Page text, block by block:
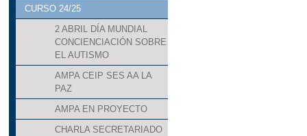
CURSO 24/25
2 ABRIL DÍA MUNDIAL
CONCIENCIACIÓN SOBRE
EL AUTISMO
AMPA CEIP SES AA LA
PAZ
AMPA EN PROYECTO
CHARLA SECRETARIADO